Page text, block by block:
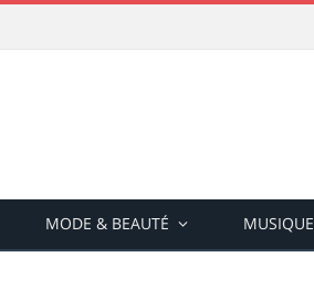
MODE & BEAUTÉ MUSIQUE